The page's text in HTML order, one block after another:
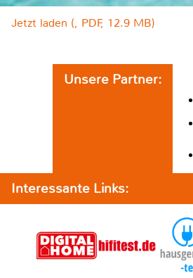
Jetzt laden (, PDF, 12.9 MB)
Unsere Partner:
Interessante Links: